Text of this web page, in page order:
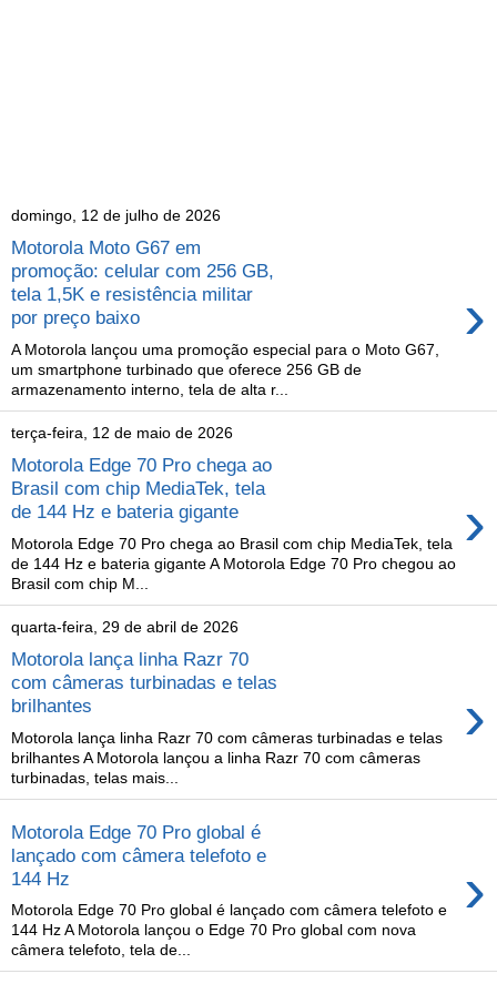
domingo, 12 de julho de 2026
Motorola Moto G67 em
promoção: celular com 256 GB,
tela 1,5K e resistência militar
por preço baixo
›
A Motorola lançou uma promoção especial para o Moto G67,
um smartphone turbinado que oferece 256 GB de
armazenamento interno, tela de alta r...
terça-feira, 12 de maio de 2026
Motorola Edge 70 Pro chega ao
Brasil com chip MediaTek, tela
de 144 Hz e bateria gigante
›
Motorola Edge 70 Pro chega ao Brasil com chip MediaTek, tela
de 144 Hz e bateria gigante A Motorola Edge 70 Pro chegou ao
Brasil com chip M...
quarta-feira, 29 de abril de 2026
Motorola lança linha Razr 70
com câmeras turbinadas e telas
brilhantes
›
Motorola lança linha Razr 70 com câmeras turbinadas e telas
brilhantes A Motorola lançou a linha Razr 70 com câmeras
turbinadas, telas mais...
Motorola Edge 70 Pro global é
lançado com câmera telefoto e
144 Hz
›
Motorola Edge 70 Pro global é lançado com câmera telefoto e
144 Hz A Motorola lançou o Edge 70 Pro global com nova
câmera telefoto, tela de...